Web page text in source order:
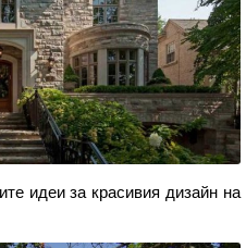
идеи за красивия дизайн на